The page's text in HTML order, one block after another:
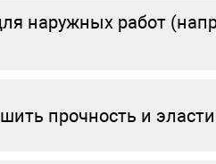
наружных работ
прочность и